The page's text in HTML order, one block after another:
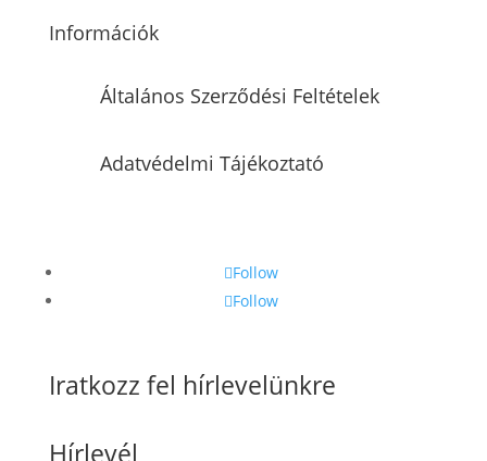
Információk
Általános Szerződési Feltételek
Adatvédelmi Tájékoztató
Follow
Follow
Iratkozz fel hírlevelünkre
Hírlevél